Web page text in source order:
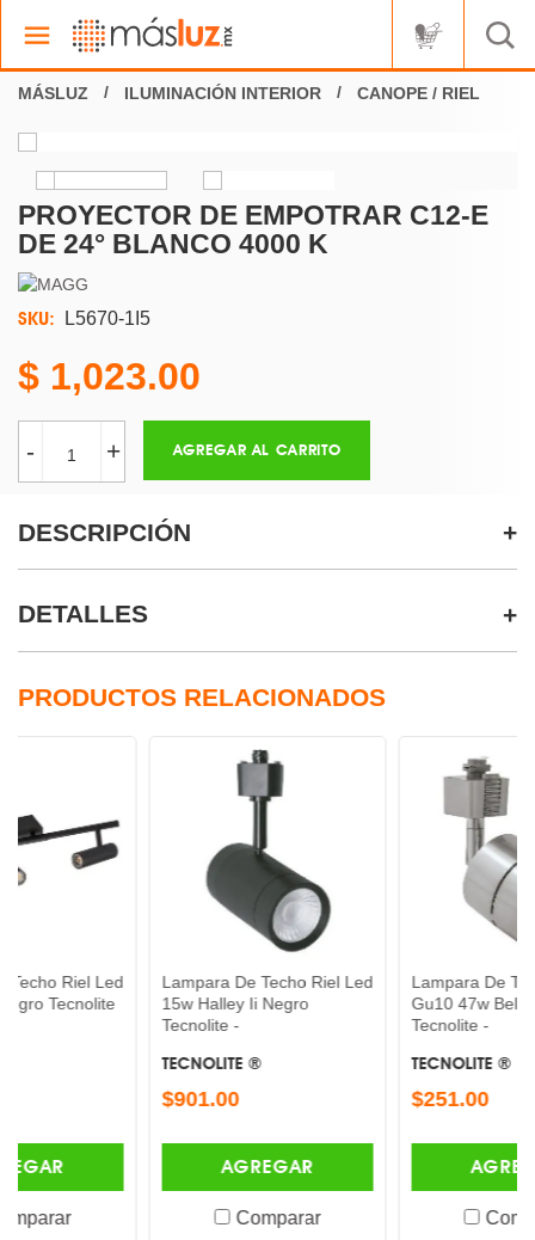
ILUMINACIÓN INTERIOR CANOPE / RIEL
PROYECTOR DE EMPOTRAR C12-E
DE 24° BLANCO 4000 K
SKU: L5670-1I5
1,023.00
- + AGREGAR AL CARRITO
DESCRIPCIÓN
DETALLES
PRODUCTOS RELACIONADOS
Led
Lampara De Techo Riel Led
15w Halley Ii Negro
TECNOLITE ®
AGREGAR
Comparar
Lampara De Techo Riel
Gu10 47w Belgio I
TECNOLITE ®
AGREGAR
Comparar